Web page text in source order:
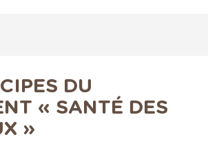
DU
« SANTÉ DES
»